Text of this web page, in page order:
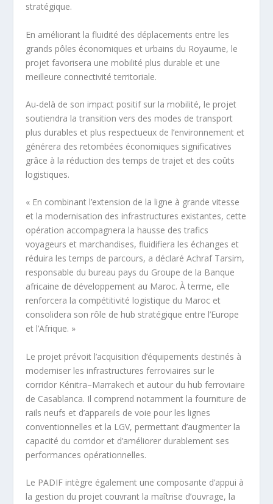
stratégique.
En améliorant la fluidité des déplacements entre les
grands pôles économiques et urbains du Royaume, le
projet favorisera une mobilité plus durable et une
meilleure connectivité territoriale.
Au-delà de son impact positif sur la mobilité, le projet
soutiendra la transition vers des modes de transport
plus durables et plus respectueux de l’environnement et
générera des retombées économiques significatives
grâce à la réduction des temps de trajet et des coûts
logistiques.
« En combinant l’extension de la ligne à grande vitesse
et la modernisation des infrastructures existantes, cette
opération accompagnera la hausse des trafics
voyageurs et marchandises, fluidifiera les échanges et
réduira les temps de parcours, a déclaré Achraf Tarsim,
responsable du bureau pays du Groupe de la Banque
africaine de développement au Maroc. À terme, elle
renforcera la compétitivité logistique du Maroc et
consolidera son rôle de hub stratégique entre l’Europe
et l’Afrique. »
Le projet prévoit l’acquisition d’équipements destinés à
moderniser les infrastructures ferroviaires sur le
corridor Kénitra–Marrakech et autour du hub ferroviaire
de Casablanca. Il comprend notamment la fourniture de
rails neufs et d’appareils de voie pour les lignes
conventionnelles et la LGV, permettant d’augmenter la
capacité du corridor et d’améliorer durablement ses
performances opérationnelles.
Le PADIF intègre également une composante d’appui à
la gestion du projet couvrant la maîtrise d’ouvrage, la